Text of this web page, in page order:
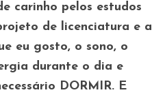
carinho pelos estudos
de licenciatura e a
eu gosto, o sono, o
durante o dia e
DORMIR. E